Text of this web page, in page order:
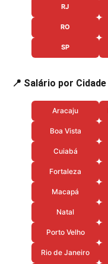
RJ
RO
SP
📍 Salário por Cidade
Aracaju
Boa Vista
Cuiabá
Fortaleza
Macapá
Natal
Porto Velho
Rio de Janeiro